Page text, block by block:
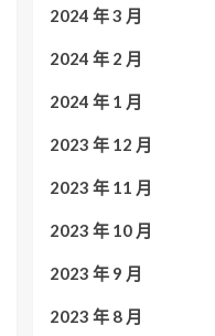
2024 年 3 月
2024 年 2 月
2024 年 1 月
2023 年 12 月
2023 年 11 月
2023 年 10 月
2023 年 9 月
2023 年 8 月